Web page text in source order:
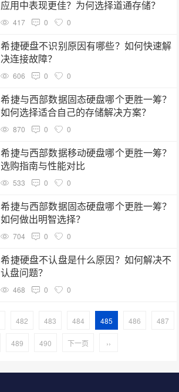
应用中表现更佳？为何选择道通存储？
417 0 0
希捷硬盘不识别原因有哪些？如何快速解
决连接故障？
606 0 0
希捷与西部数据固态硬盘哪个更胜一筹？
如何选择适合自己的存储解决方案？
870 0 0
希捷与西部数据移动硬盘哪个更胜一筹？
选购指南与性能对比
533 0 0
希捷与西部数据固态硬盘哪个更胜一筹？
如何做出明智选择？
704 0 0
希捷硬盘不认盘是什么原因？如何解决不
认盘问题？
468 0 0
482 483 484 485 486 487
489 490 下一页 ››